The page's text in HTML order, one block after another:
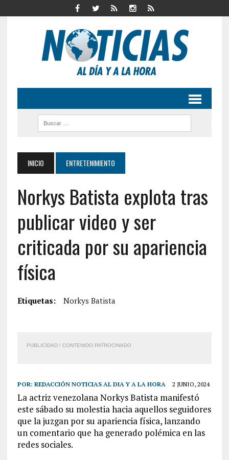
INICIO ENTRETENIMIENTO
Norkys Batista explota tras
publicar video y ser
criticada por su apariencia
física
Etiquetas: Norkys Batista
PUBLICIDAD / CONTENIDO PATROCINADO
POR: REDACCIÓN NOTICIAS AL DIA Y A LA HORA 2 JUNIO, 2024
La actriz venezolana Norkys Batista manifestó
este sábado su molestia hacia aquellos seguidores
que la juzgan por su apariencia física, lanzando
un comentario que ha generado polémica en las
redes sociales.